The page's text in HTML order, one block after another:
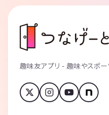
趣味友アプリ - 趣味やスポー